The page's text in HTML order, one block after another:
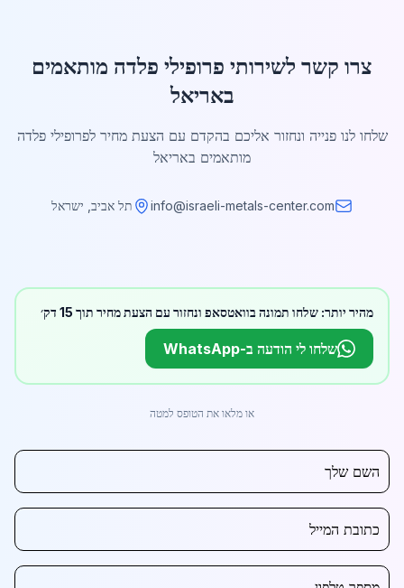
צרו קשר לשירותי פרופילי פלדה מותאמים
באריאל
שלחו לנו פנייה ונחזור אליכם בהקדם עם הצעת מחיר לפרופילי פלדה
מותאמים באריאל
info@israeli-metals-center.com תל אביב, ישראל
מהיר יותר: שלחו תמונה בוואטסאפ ונחזור עם הצעת מחיר תוך 15 דק׳
שלחו לי הודעה ב-WhatsApp
או מלאו את הטופס למטה